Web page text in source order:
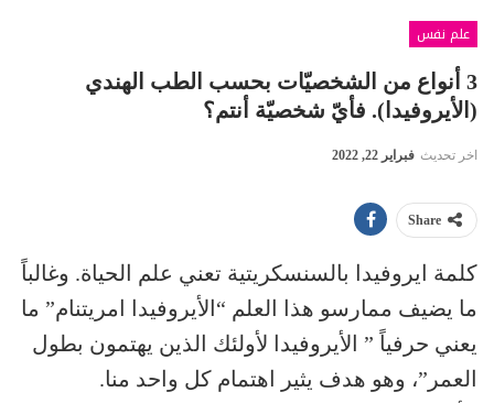
علم نفس
3 أنواع من الشخصيّات بحسب الطب الهندي
(الأيروفيدا). فأيّ شخصيّة أنتم؟
اخر تحديث فبراير 22, 2022
Share
كلمة ايروفيدا بالسنسكريتية تعني علم الحياة. وغالباً
ما يضيف ممارسو هذا العلم “الأيروفيدا امريتنام” ما
يعني حرفياً ” الأيروفيدا لأولئك الذين يهتمون بطول
العمر”، وهو هدف يثير اهتمام كل واحد منا.